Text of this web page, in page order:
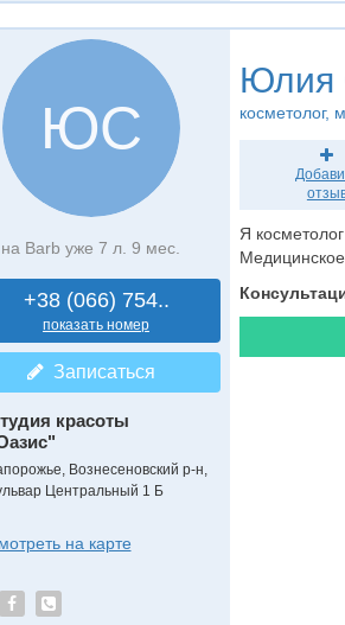
ЮС
на Barb уже 7 л. 9 мес.
+38 (066) 754..
показать номер
Записаться
красоты
Вознесеновский р-н,
Центральный 1 Б
на карте
Юлия
косметолог,
Я